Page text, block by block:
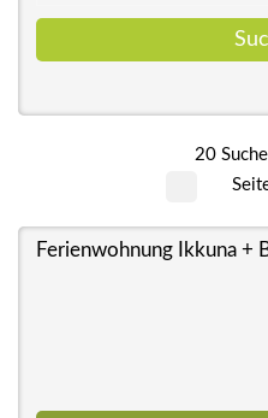
20
Ferienwohnung Ikkuna +